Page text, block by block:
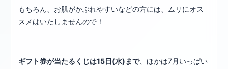
もちろん、お肌がかぶれやすいなどの方には、ムリにオス
スメはいたしませんので！
ギフト券が当たるくじは15日(水)まで、ほかは7月いっぱい